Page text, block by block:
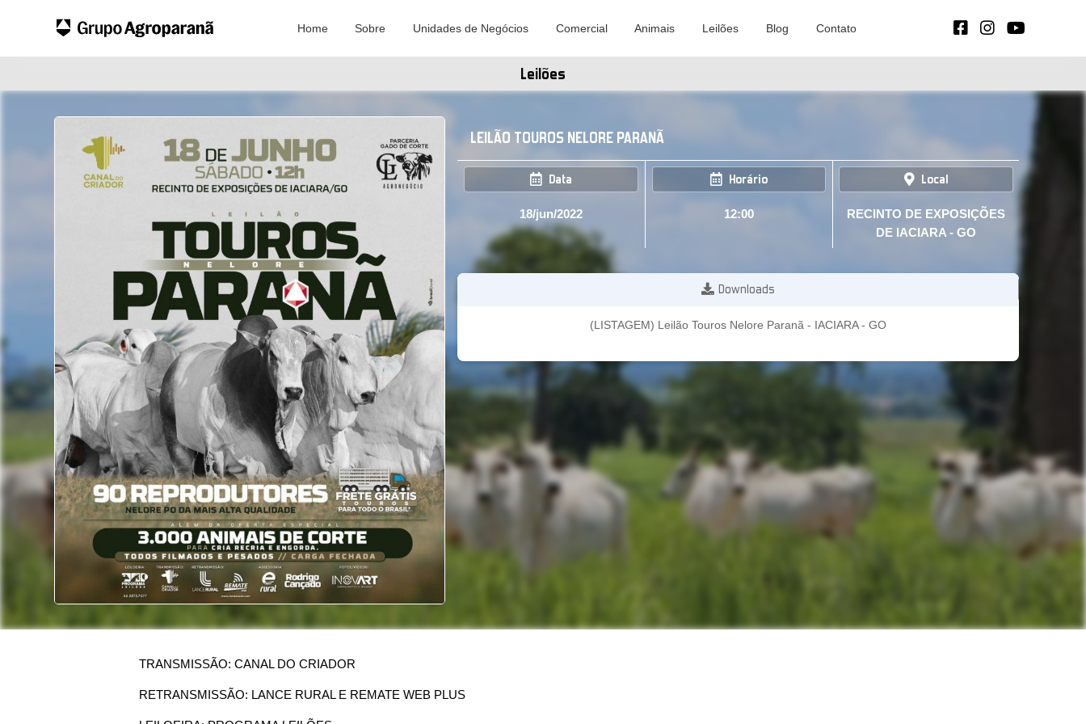
Home Sobre Unidades de Negócios Comercial Animais Leilões Blog Contato
Leilões
LEILÃO TOUROS NELORE PARANÃ
Data
18/jun/2022
Horário
12:00
Local
RECINTO DE EXPOSIÇÕES
DE IACIARA - GO
Downloads
(LISTAGEM) Leilão Touros Nelore Paranã - IACIARA - GO
TRANSMISSÃO: CANAL DO CRIADOR
RETRANSMISSÃO: LANCE RURAL E REMATE WEB PLUS